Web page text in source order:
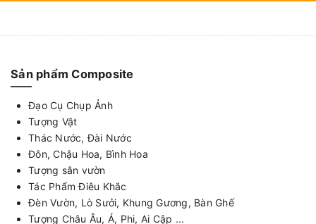
Sản phẩm Composite
Đạo Cụ Chụp Ảnh
Tượng Vật
Thác Nước, Đài Nước
Đôn, Chậu Hoa, Bình Hoa
Tượng sân vườn
Tác Phẩm Điêu Khắc
Đèn Vườn, Lò Sưởi, Khung Gương, Bàn Ghế
Tượng Châu Âu, Á, Phi, Ai Cập ...